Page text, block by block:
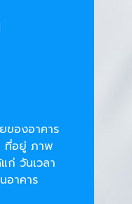
ของอาคาร
ที่อยู่ ภาพ
ก่ วันเวลา
อาคาร